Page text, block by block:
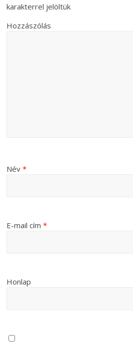
karakterrel jelöltük
Hozzászólás
Név*
E-mail cím*
Honlap